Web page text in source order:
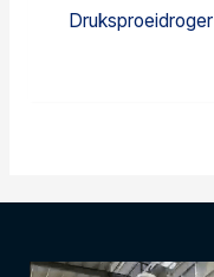
Druksproeidroger